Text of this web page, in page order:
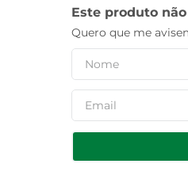
Este produto
Quero que me